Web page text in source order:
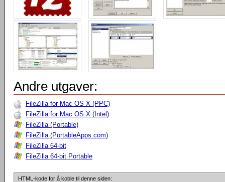
Andre utgaver:
FileZilla for Mac OS X (PPC)
FileZilla for Mac OS X (Intel)
FileZilla (Portable)
FileZilla (PortableApps.com)
FileZilla 64-bit
FileZilla 64-bit Portable
HTML-kode for å koble til denne siden: